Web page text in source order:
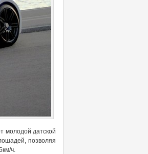
молодой датской
позволяя
ч.